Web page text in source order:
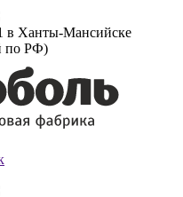
в Ханты-Мансийске
по РФ)